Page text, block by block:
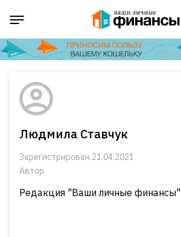
Людмила Ставчук
Зарегистрирован 21.04.2021
Автор
Редакция "Ваши личные финансы"